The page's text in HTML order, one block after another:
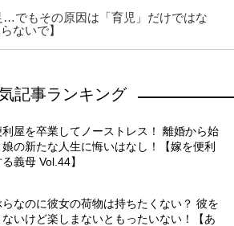
…でもその原因は「育児」だけではな
ないで】
記事ランキング
屋を卒業してノーストレス！ 離婚から始
娘の新たな人生に悔いはなし！【嫁を便利
義母 Vol.44】
なのに彼女の荷物は持ちたくない？ 彼を
いけど楽しまないともったいない！【あ